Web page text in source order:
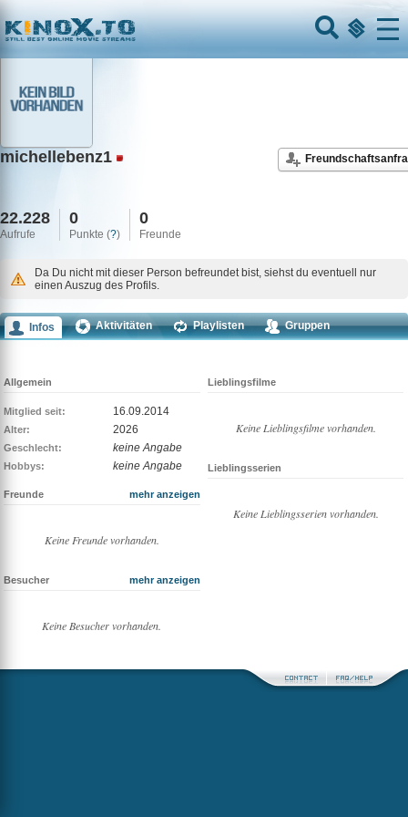
Home
Menu
michellebenz1
22.228
Aufrufe
0
Punkte (?)
0
Freunde
Da Du nicht mit dieser Person befreundet bist, siehst du eventuell nur
einen Auszug des Profils.
Infos Aktivitäten Playlisten
Gruppen
Allgemein
Mitglied seit: 16.09.2014
Alter: 2026
Geschlecht: keine Angabe
Hobbys: keine Angabe
Freunde mehr anzeigen
Keine Freunde vorhanden.
Besucher mehr anzeigen
Keine Besucher vorhanden.
Lieblingsfilme
Keine Lieblingsfilme vorhanden.
Lieblingsserien
Keine Lieblingsserien vorhanden.